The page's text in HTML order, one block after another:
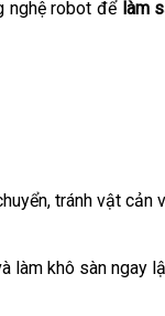
nghệ robot để làm
tránh vật cản
làm khô sàn ngay